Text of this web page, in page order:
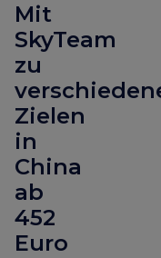
Mit
SkyTeam
zu
Zielen
in
China
ab
452
Euro